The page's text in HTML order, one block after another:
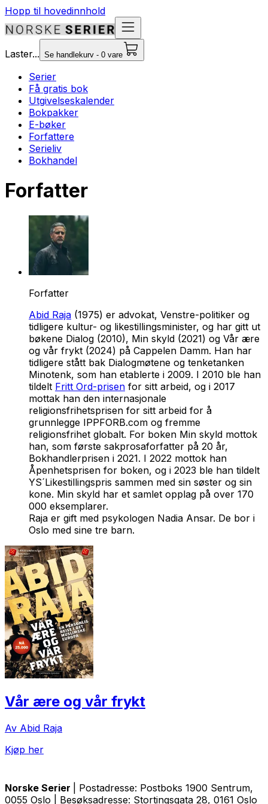
Hopp til hovedinnhold
Laster... Se handlekurv - 0 vare
Serier
Få gratis bok
Utgivelseskalender
Bokpakker
E-bøker
Forfattere
Serieliv
Bokhandel
Forfatter
Forfatter
Abid Raja (1975) er advokat, Venstre-politiker og
tidligere kultur- og likestillingsminister, og har gitt ut
bøkene Dialog (2010), Min skyld (2021) og Vår ære
og vår frykt (2024) på Cappelen Damm. Han har
tidligere stått bak Dialogmøtene og tenketanken
Minotenk, som han etablerte i 2009. I 2010 ble han
tildelt Fritt Ord-prisen for sitt arbeid, og i 2017
mottak han den internasjonale
religionsfrihetsprisen for sitt arbeid for å
grunnlegge IPPFORB.com og fremme
religionsfrihet globalt. For boken Min skyld mottok
han, som første sakprosaforfatter på 20 år,
Bokhandlerprisen i 2021. I 2022 mottok han
Åpenhetsprisen for boken, og i 2023 ble han tildelt
YS´Likestillingspris sammen med sin søster og sin
kone. Min skyld har et samlet opplag på over 170
000 eksemplarer.
Raja er gift med psykologen Nadia Ansar. De bor i
Oslo med sine tre barn.
Vår ære og vår frykt
Av Abid Raja
Kjøp her
Norske Serier
| Postadresse: Postboks 1900 Sentrum,
0055 Oslo | Besøksadresse: Stortingsgata 28, 0161 Oslo